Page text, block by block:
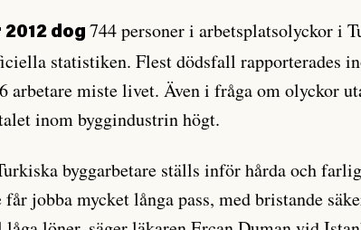
2012 dog744 personer i arbetsplatsolyckor i
statistiken. Flest dödsfall rapporterades
arbetare miste livet. Även i fråga om olyckor
inom byggindustrin högt.
byggarbetare ställs inför hårda och
får jobba mycket långa pass, med bristande